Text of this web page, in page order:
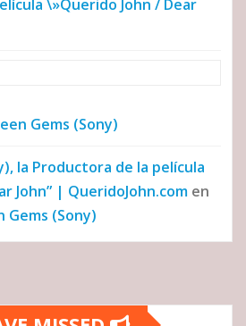
\»Querido John / Dear
Gems (Sony)
la Productora de la película
John” | QueridoJohn.com en
Gems (Sony)